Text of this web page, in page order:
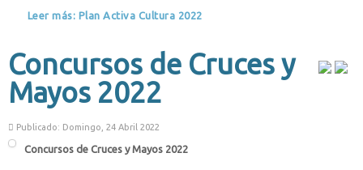
Leer más: Plan Activa Cultura 2022
Concursos de Cruces y
Mayos 2022
Publicado: Domingo, 24 Abril 2022
Concursos de Cruces y Mayos 2022